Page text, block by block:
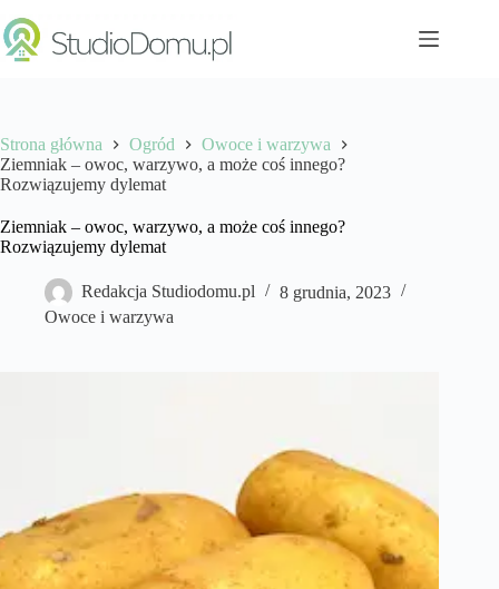
do
treści
Strona główna Ogród
Owoce i warzywa
Ziemniak – owoc, warzywo, a może coś innego?
Rozwiązujemy dylemat
Ziemniak – owoc, warzywo, a może coś innego?
Rozwiązujemy dylemat
Redakcja Studiodomu.pl
8 grudnia, 2023
Owoce i warzywa